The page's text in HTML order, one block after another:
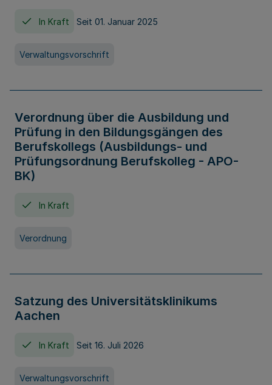
In Kraft Seit 01. Januar 2025
Verwaltungsvorschrift
Verordnung über die Ausbildung und
Prüfung in den Bildungsgängen des
Berufskollegs (Ausbildungs- und
Prüfungsordnung Berufskolleg - APO-
BK)
In Kraft
Verordnung
Satzung des Universitätsklinikums
Aachen
In Kraft Seit 16. Juli 2026
Verwaltungsvorschrift